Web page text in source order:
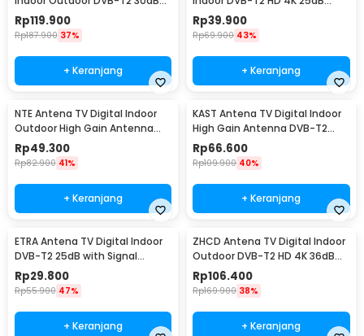
Female Plug - LK86
Rp119.900
Rp187.900 37%
+ Keranjang
Female Plug - AN-2019
Rp39.900
Rp69.900 43%
+ Keranjang
NTE Antena TV Digital Indoor
Outdoor High Gain Antenna
DVB-T2 36dB - N221
Rp49.300
Rp82.900 41%
+ Keranjang
KAST Antena TV Digital Indoor
High Gain Antenna DVB-T2
25dB - K290
Rp66.600
Rp109.900 40%
+ Keranjang
ETRA Antena TV Digital Indoor
DVB-T2 25dB with Signal
Booster - TY55
Rp29.800
Rp55.900 47%
+ Keranjang
ZHCD Antena TV Digital Indoor
Outdoor DVB-T2 HD 4K 36dB
Amplifier - ZH3
Rp106.400
Rp169.900 38%
+ Keranjang